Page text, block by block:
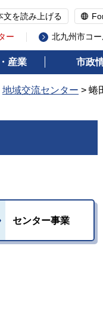
文を読み上げる
ー 北九州市コ
産業 市政
地域交流センター > 蜷
センター事業